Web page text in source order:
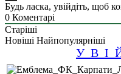
Будь ласка, увійдіть, щоб
0 Коментарі
Старіші
Новіші Найпопулярніші